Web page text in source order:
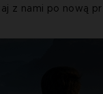
z nami po nową